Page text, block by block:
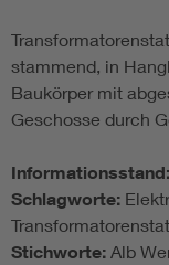
stammend, in
Baukörper mit
Geschosse durch
Informationsstand:
Schlagworte:
Stichworte: Alb